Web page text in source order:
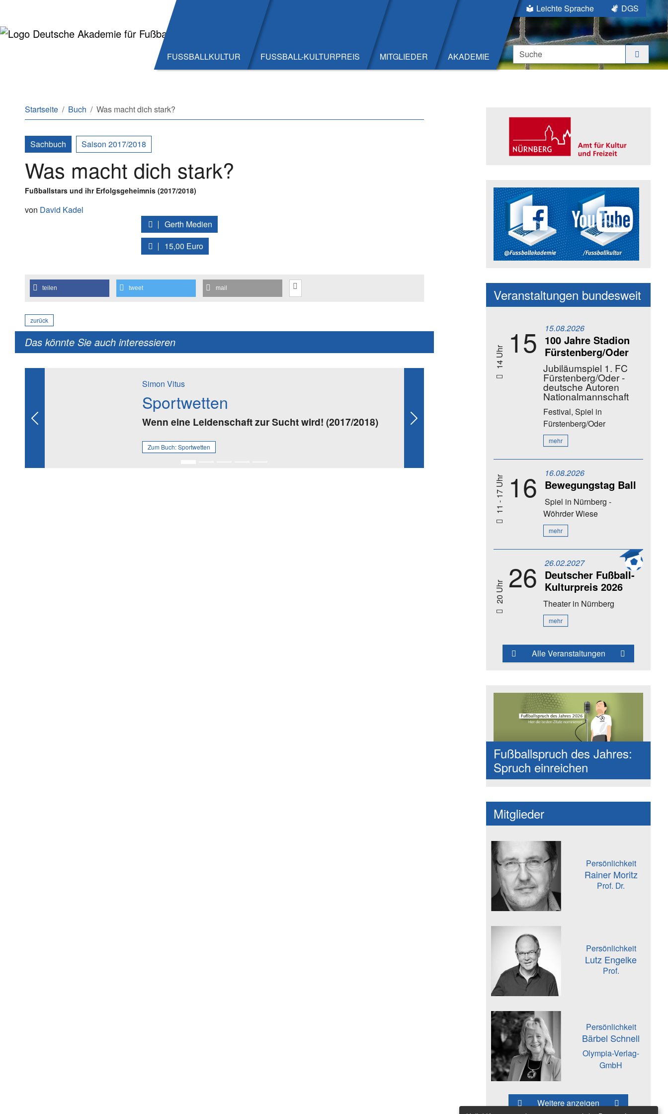
FUSSBALLKULTUR FUSSBALL-KULTURPREIS MITGLIEDER AKADEMIE
Leichte Sprache
DGS
Suche
Sie sind hier:
Startseite Buch Was macht dich stark?
Sachbuch Saison 2017/2018
Was macht dich stark?
Fußballstars und ihr Erfolgsgeheimnis (2017/2018)
von David Kadel
Gerth Medien
15,00 Euro
teilen tweet mail
zurück
Das könnte Sie auch interessieren
Simon Vitus
Sportwetten
Wenn eine Leidenschaft zur Sucht wird! (2017/2018)
Zum Buch:Sportwetten
Previous Next
Social Media Kanäle der
Veranstaltungen bundesweit
14 Uhr 15 15.08.2026
100 Jahre Stadion
Fürstenberg/Oder
Jubiläumspiel 1. FC
Fürstenberg/Oder -
deutsche Autoren
Nationalmannschaft
Festival, Spiel in
Fürstenberg/Oder
mehr
11 - 17 Uhr 16 16.08.2026
Bewegungstag Ball
Spiel in Nürnberg -
Wöhrder Wiese
mehr
20 Uhr 26 26.02.2027
Deutscher Fußball-
Kulturpreis 2026
Theaterin Nürnberg
mehr
Alle Veranstaltungen
Fußballspruch des Jahres:
Spruch einreichen
Mitglieder
Persönlichkeit
Rainer Moritz
Prof. Dr.
Persönlichkeit
Lutz Engelke
Prof.
Persönlichkeit
Bärbel Schnell
Olympia-Verlag-
GmbH
Weitere anzeigen